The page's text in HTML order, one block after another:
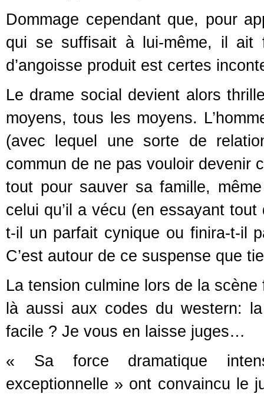
Dommage cependant que, pour
qui se suffisait à lui-même, il ait
d’angoisse produit est certes
Le drame social devient alors
moyens, tous les moyens.
(avec lequel une sorte de
commun de ne pas vouloir devenir
tout pour sauver sa famille,
celui qu’il a vécu (en essayant
t-il un parfait cynique ou finira-t-il
C’est autour de ce suspense que
La tension culmine lors de la
là aussi aux codes du western:
facile ? Je vous en laisse juges…
« Sa force dramatique
exceptionnelle » ont convaincu le